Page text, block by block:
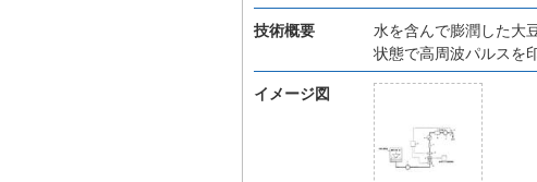
技術概要
水を含んで膨潤した大
状態で高周波パルスを
イメージ図